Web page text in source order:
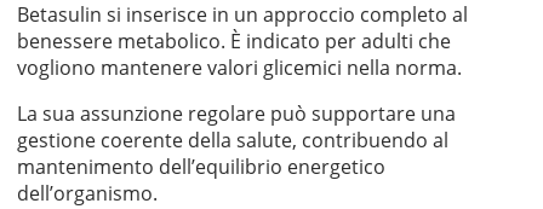
Betasulin si inserisce in un approccio completo al
benessere metabolico. È indicato per adulti che
vogliono mantenere valori glicemici nella norma.
La sua assunzione regolare può supportare una
gestione coerente della salute, contribuendo al
mantenimento dell’equilibrio energetico
dell’organismo.